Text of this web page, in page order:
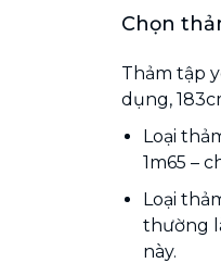
Chọn
Thảm tập
dụng,
Loại
1m65 –
Loại
thường
này.